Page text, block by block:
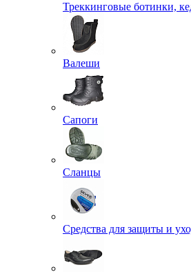
Треккинговые ботинки,
Валеши
Сапоги
Сланцы
Средства для защиты и